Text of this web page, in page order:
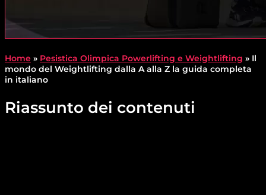
Home » Pesistica Olimpica Powerlifting e Weightlifting » Il
mondo del Weightlifting dalla A alla Z la guida completa
in italiano
Riassunto dei contenuti